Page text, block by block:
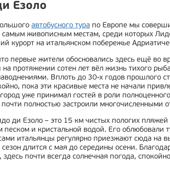
Езоло
автобусного тура по Европе мы
самым живописным местам, среди которых
курорт на итальянском побережье
первые жители обосновались здесь ещё во
протяжении сотен лет вёл жизнь тихого
Вплоть до 30-х годов прошлого
пока эти красивые места не начали
уже принимал гостей в роли
полностью застроили многочисленными
ди Езоло – это 15 км чистых пологих
песком и кристальной водой. Его облюбовали
итальянцы регулярно приезжают сюда на
длится с мая до середины осени.
здесь почти всегда солнечная погода,